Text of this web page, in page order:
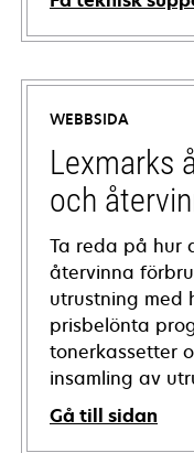
opens
in
new
tab
WEBBSIDA
Lexmarks
och
Ta reda på hur
återvinna
utrustning med
prisbelönta
tonerkassetter
insamling av
Gå till sidan